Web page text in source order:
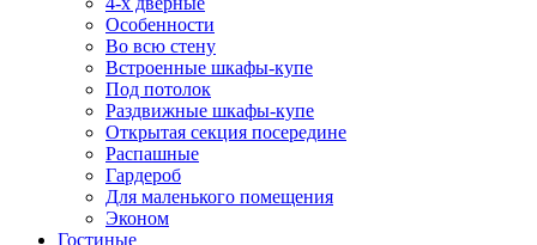
Особенности
Во всю стену
Встроенные шкафы-купе
Под потолок
Раздвижные шкафы-купе
Открытая секция посередине
Распашные
Гардероб
Для маленького помещения
Эконом
Гостиные